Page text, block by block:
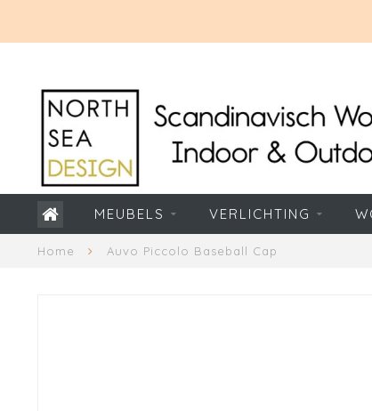
MEUBELS VERLICHTING
Home Auvo Piccolo Baseball Cap